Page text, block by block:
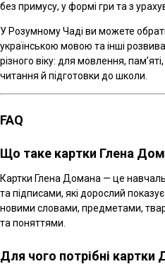
без примусу, у формі гри та з
У Розумному Чаді ви можете
українською мовою та інші
різного віку: для мовлення,
читання й підготовки до школи.
FAQ
Що таке картки Глена
Картки Глена Домана — це
та підписами, які дорослий
новими словами, предметами,
та поняттями.
Для чого потрібні картки